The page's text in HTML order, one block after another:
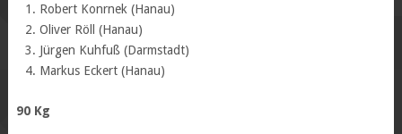
Robert Konrnek (Hanau)
Oliver Röll (Hanau)
Jürgen Kuhfuß (Darmstadt)
Markus Eckert (Hanau)
90 Kg